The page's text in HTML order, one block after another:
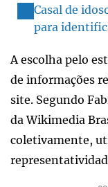
Casal de
para
A escolha pelo
de informações
site. Segundo
da Wikimedia
coletivamente,